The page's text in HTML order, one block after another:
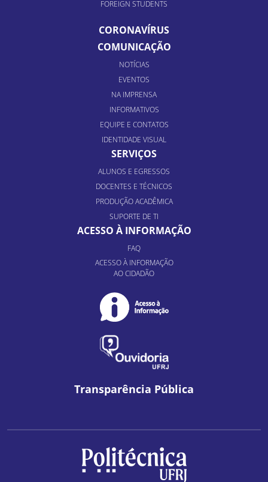
FOREIGN STUDENTS
CORONAVÍRUS
COMUNICAÇÃO
NOTÍCIAS
EVENTOS
NA IMPRENSA
INFORMATIVOS
EQUIPE E CONTATOS
IDENTIDADE VISUAL
SERVIÇOS
ALUNOS E EGRESSOS
DOCENTES E TÉCNICOS
PRODUÇÃO ACADÊMICA
SUPORTE DE TI
ACESSO À INFORMAÇÃO
FAQ
ACESSO À INFORMAÇÃO
AO CIDADÃO
Transparência Pública